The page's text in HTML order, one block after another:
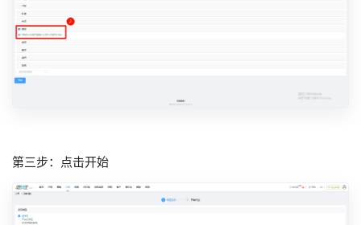
第三步：点击开始